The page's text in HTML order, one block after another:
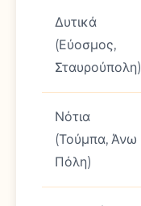
Δυτικά
(Εύοσμος,
Σταυρούπολη)
Νότια
(Τούμπα, Άνω
Πόλη)